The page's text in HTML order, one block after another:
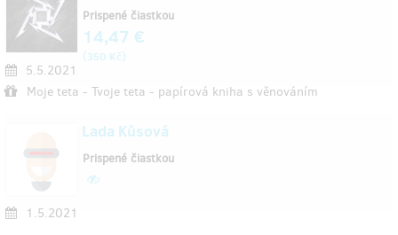
5.5.2021
Moje teta - Tvoje teta - papírová kniha s věnováním
Prispené čiastkou
14,47 €
(350 Kč)
Lada Kůsová
1.5.2021
Prispené čiastkou